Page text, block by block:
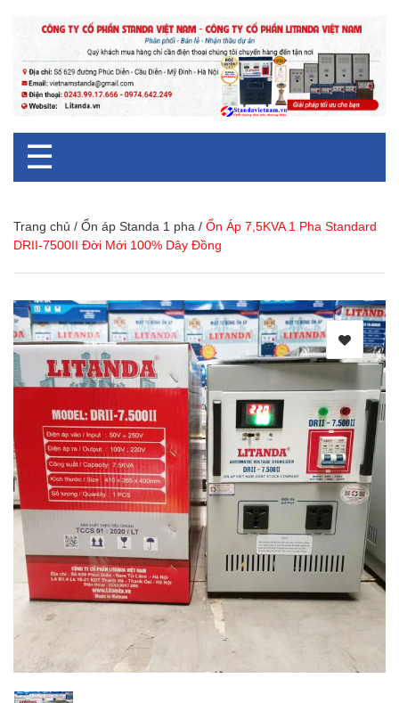
☰
Trang chủ / Ổn áp Standa 1 pha / Ổn Áp 7,5KVA 1 Pha Standard
DRII-7500II Đời Mới 100% Dây Đồng